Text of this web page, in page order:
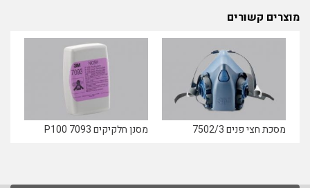
מוצרים קשורים
מסכת חצי פנים 7502/3 מסנן חלקיקים 7093 P100